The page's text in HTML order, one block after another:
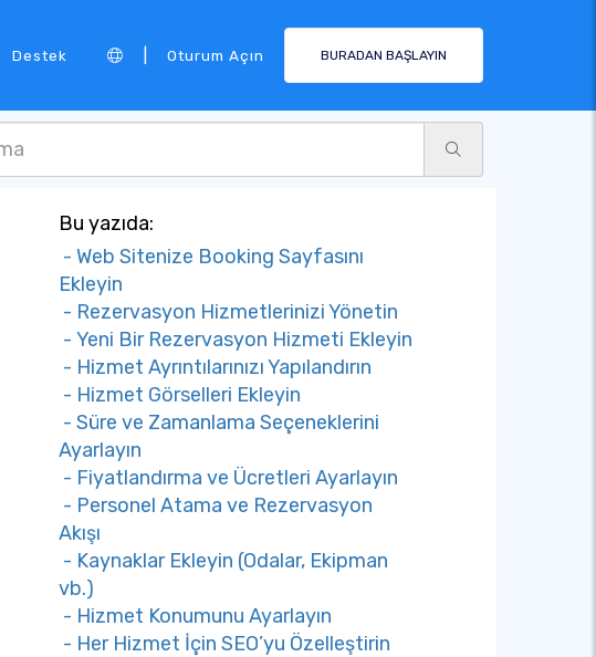
Destek Oturum Açın BURADAN BAŞLAYIN
Bu yazıda:
- Web Sitenize Booking Sayfasını
Ekleyin
- Rezervasyon Hizmetlerinizi Yönetin
- Yeni Bir Rezervasyon Hizmeti Ekleyin
- Hizmet Ayrıntılarınızı Yapılandırın
- Hizmet Görselleri Ekleyin
- Süre ve Zamanlama Seçeneklerini
Ayarlayın
- Fiyatlandırma ve Ücretleri Ayarlayın
- Personel Atama ve Rezervasyon
Akışı
- Kaynaklar Ekleyin (Odalar, Ekipman
vb.)
- Hizmet Konumunu Ayarlayın
- Her Hizmet İçin SEO’yu Özelleştirin